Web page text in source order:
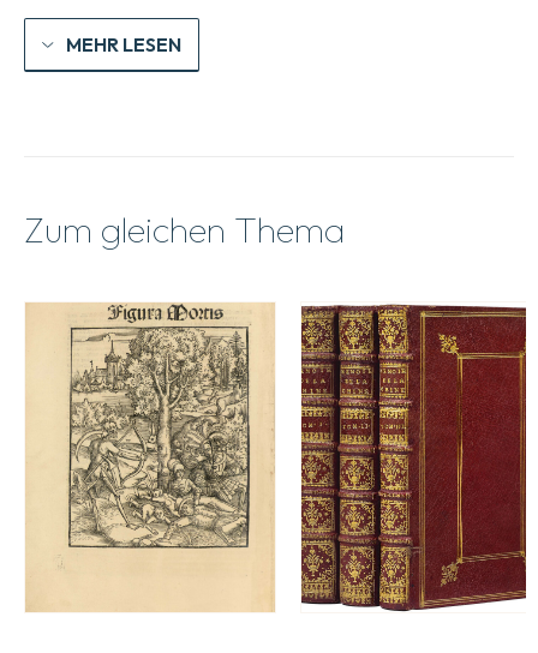
pofsit
agnofcere...
Menge
MEHR LESEN
Zum gleichen Thema